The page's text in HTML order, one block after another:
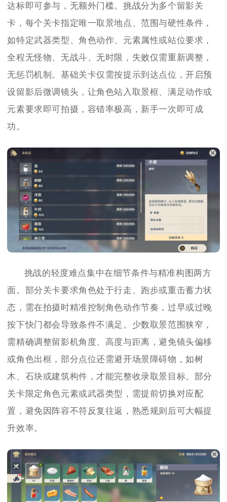
达标即可参与，无额外门槛。挑战分为多个留影关
卡，每个关卡指定唯一取景地点、范围与硬性条件，
如特定武器类型、角色动作、元素属性或站位要求，
全程无怪物、无战斗、无时限，失败仅需重新调整，
无惩罚机制。基础关卡仅需按提示到达点位，开启预
设留影后微调镜头，让角色站入取景框、满足动作或
元素要求即可拍摄，容错率极高，新手一次即可成
功。
挑战的轻度难点集中在细节条件与精准构图两方
面。部分关卡要求角色处于行走、跑步或重击蓄力状
态，需在拍摄时精准控制角色动作节奏，过早或过晚
按下快门都会导致条件不满足。少数取景范围狭窄，
需精确调整留影机角度、高度与距离，避免镜头偏移
或角色出框，部分点位还需避开场景障碍物，如树
木、石块或建筑构件，才能完整收录取景目标。部分
关卡限定角色元素或武器类型，需提前切换对应配
置，避免因阵容不符反复往返，熟悉规则后可大幅提
升效率。